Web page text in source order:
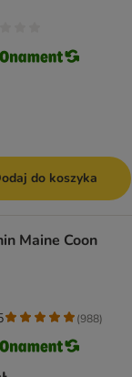
do koszyka
Maine Coon
(988)